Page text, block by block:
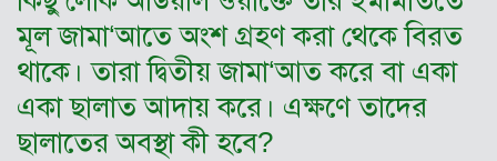
মূল জামা‘আতে অংশ গ্রহণ করা থেকে বিরত
থাকে। তারা দ্বিতীয় জামা‘আত করে বা একা
একা ছালাত আদায় করে। এক্ষণে তাদের
ছালাতের অবস্থা কী হবে?